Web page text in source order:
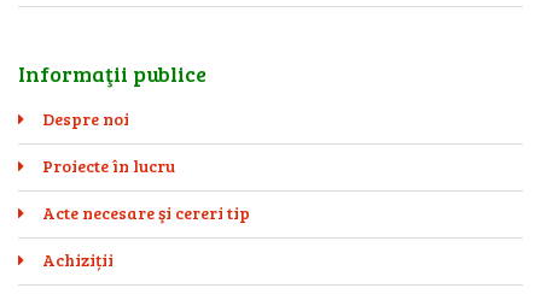
Informaţii publice
Despre noi
Proiecte în lucru
Acte necesare şi cereri tip
Achiziții